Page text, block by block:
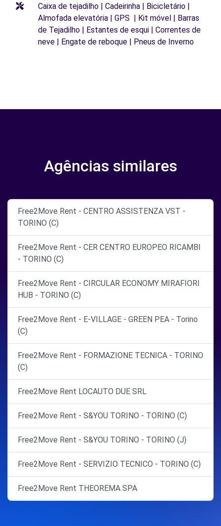
Caixa de tejadilho | Cadeirinha | Bicicletário |
Almofada elevatória | GPS | Kit móvel | Barras
de Tejadilho | Estantes de esqui | Correntes de
neve | Engate de reboque | Pneus de Inverno
Agências similares
Free2Move Rent - CENTRO ASSISTENZA VST -
TORINO (C)
Free2Move Rent - CER CENTRO EUROPEO RICAMBI
- TORINO (C)
Free2Move Rent - CIRCULAR ECONOMY MIRAFIORI
HUB - TORINO (C)
Free2Move Rent - E-VILLAGE - GREEN PEA - Torino
(C)
Free2Move Rent - FORMAZIONE TECNICA - TORINO
(C)
Free2Move Rent LOCAUTO DUE SRL
Free2Move Rent - S&YOU TORINO - TORINO (C)
Free2Move Rent - S&YOU TORINO - TORINO (J)
Free2Move Rent - SERVIZIO TECNICO - TORINO (C)
Free2Move Rent THEOREMA SPA